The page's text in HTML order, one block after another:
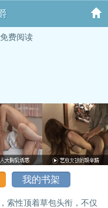
费阅读
我的书架
索性顶着草包头衔，不仅